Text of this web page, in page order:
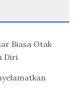
Biasa Otak
Diri